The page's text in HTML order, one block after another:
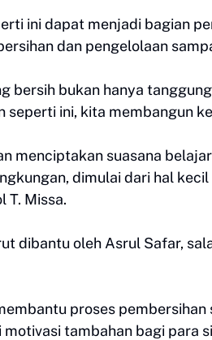
ini dapat menjadi bagian
dan pengelolaan
bersih bukan hanya
seperti ini, kita membangun
menciptakan suasana
dimulai dari hal
T. Missa.
dibantu oleh Asrul Safar,
proses
tambahan bagi para